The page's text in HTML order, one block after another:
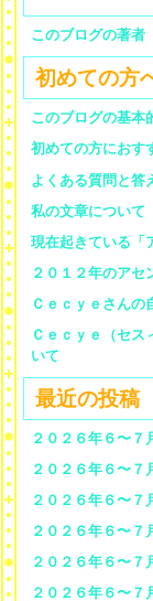
このブログの著者
初めての方
このブログの基本
初めての方におす
よくある質問と答
私の文章について
現在起きている「
２０１２年のアセ
Ｃｅｃｙｅさんの
Ｃｅｃｙｅ（セス
いて
最近の投稿
２０２６年６〜
２０２６年６〜
２０２６年６〜
２０２６年６〜
２０２６年６〜
２０２６年６〜